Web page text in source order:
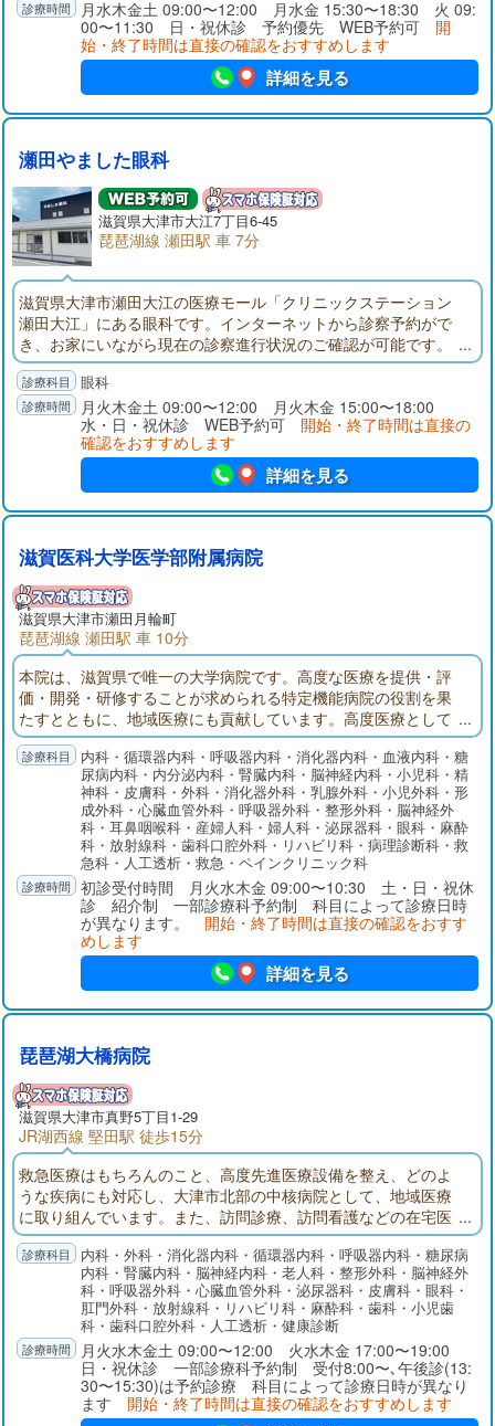
域の皆様の目を守る基地の役目を果たせたら幸いです。
月水木金土 09:00〜12:00 月水金 15:30〜18:30 火 09:
00〜11:30 日・祝休診 予約優先 WEB予約可 開
始・終了時間は直接の確認をおすすめします
詳細を見る
瀬田やました眼科
滋賀県大津市大江7丁目6-45
琵琶湖線 瀬田駅 車 7分
滋賀県大津市瀬田大江の医療モール「クリニックステーション
瀬田大江」にある眼科です。インターネットから診察予約がで
き、お家にいながら現在の診察進行状況のご確認が可能です。
最新設備をとり揃え、国家資格を有する視能訓練士も在籍して
おりますので小さなお子様も安心してご受診ください。
眼科
月火木金土 09:00〜12:00 月火木金 15:00〜18:00
水・日・祝休診 WEB予約可 開始・終了時間は直接の
確認をおすすめします
詳細を見る
滋賀医科大学医学部附属病院
滋賀県大津市瀬田月輪町
琵琶湖線 瀬田駅 車 10分
本院は、滋賀県で唯一の大学病院です。高度な医療を提供・評
価・開発・研修することが求められる特定機能病院の役割を果
たすとともに、地域医療にも貢献しています。高度医療として
「がん医療」「新生児・産科医療」「アレルギー医療」「難病
医療」「救急・災害医療」などの充実に取り組んでいます。
内科・循環器内科・呼吸器内科・消化器内科・血液内科・糖
尿病内科・内分泌内科・腎臓内科・脳神経内科・小児科・精
神科・皮膚科・外科・消化器外科・乳腺外科・小児外科・形
成外科・心臓血管外科・呼吸器外科・整形外科・脳神経外
科・耳鼻咽喉科・産婦人科・婦人科・泌尿器科・眼科・麻酔
科・放射線科・歯科口腔外科・リハビリ科・病理診断科・救
急科・人工透析・救急・ペインクリニック科
初診受付時間 月火水木金 09:00〜10:30 土・日・祝休
診 紹介制 一部診療科予約制 科目によって診療日時
が異なります。 開始・終了時間は直接の確認をおすす
めします
詳細を見る
琵琶湖大橋病院
滋賀県大津市真野5丁目1-29
JR湖西線 堅田駅 徒歩15分
救急医療はもちろんのこと、高度先進医療設備を整え、どのよ
うな疾病にも対応し、大津市北部の中核病院として、地域医療
に取り組んでいます。また、訪問診療、訪問看護などの在宅医
療のみならず、老人療養等、介護老人保健施設、グループホー
ム・デイサービス、住宅型有料老人ホームを有し、今後の超高
齢化社会を見据え医療と介護をシームレスに提供する体制を確
立しました。また、当院の主要各科は研修指定機関に指定され
ており、若き医師の研修病院にもなっております。
内科・外科・消化器内科・循環器内科・呼吸器内科・糖尿病
内科・腎臓内科・脳神経内科・老人科・整形外科・脳神経外
科・呼吸器外科・心臓血管外科・泌尿器科・皮膚科・眼科・
肛門外科・放射線科・リハビリ科・麻酔科・歯科・小児歯
科・歯科口腔外科・人工透析・健康診断
月火水木金土 09:00〜12:00 火水木金 17:00〜19:00
日・祝休診 一部診療科予約制 受付8:00〜､午後診(13:
30〜15:30)は予約診療 科目によって診療日時が異なり
ます 開始・終了時間は直接の確認をおすすめします